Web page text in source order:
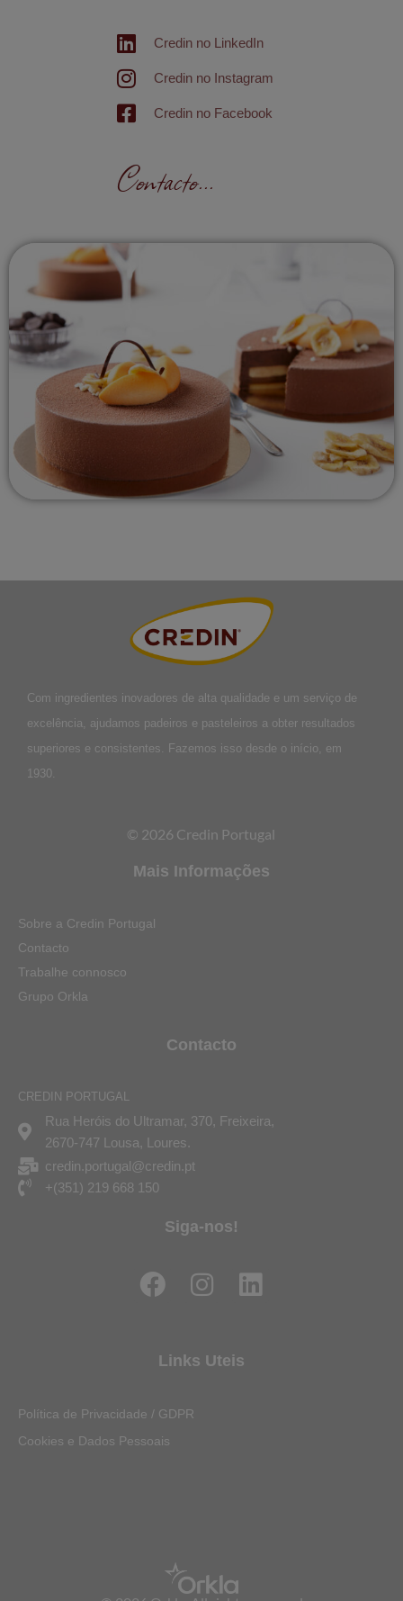
Credin no LinkedIn
Credin no Instagram
Credin no Facebook
Contacto...
Com ingredientes inovadores de alta qualidade e um serviço de
excelência, ajudamos padeiros e pasteleiros a obter resultados
superiores e consistentes. Fazemos isso desde o início, em
1930.
© 2026 Credin Portugal
Mais Informações
Sobre a Credin Portugal
Contacto
Trabalhe connosco
Grupo Orkla
Contacto
CREDIN PORTUGAL
Rua Heróis do Ultramar, 370, Freixeira,
2670-747 Lousa, Loures.
credin.portugal@credin.pt
+(351) 219 668 150
Siga-nos!
F
a
e
o
o
I
n
t
L
i
Links Uteis
Política de Privacidade / GDPR
Cookies e Dados Pessoais